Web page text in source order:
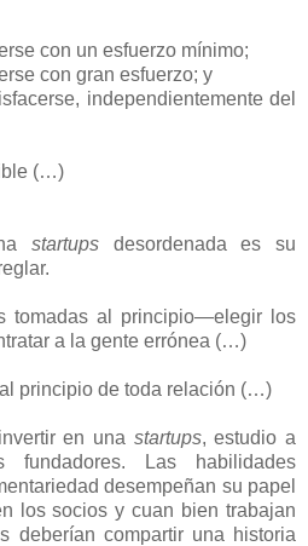
con un esfuerzo mínimo;
con gran esfuerzo; y
independientemente del
(…)
startupsdesordenada es su
tomadas al principio—elegir los
a la gente errónea (…)
principio de toda relación (…)
en una startups, estudio a
fundadores. Las habilidades
desempeñan su papel
los socios y cuan bien trabajan
deberían compartir una historia